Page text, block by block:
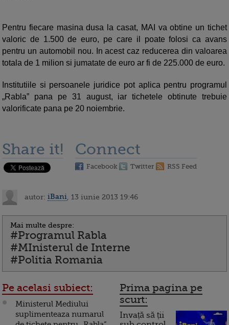
Pentru fiecare masina dusa la casat, MAI va obtine un tichet
valoric de 1.500 de euro, pe care il poate folosi ca avans
pentru un automobil nou. In acest caz reducerea din valoarea
totala de 1 milion si jumatate de euro ar fi de 225.000 de euro.
Institutiile si persoanele juridice pot aplica pentru programul
Rabla” pana pe 31 august, iar tichetele obtinute trebuie
valorificate pana pe 20 noiembrie.
Share it! Connect
Facebook Twitter RSS Feed
autor: iBani , 13 iunie 2013 19:46
Mai multe despre:
#Programul Rabla
#MInisterul de Interne
#Politia Romania
Pe acelasi subiect:
Ministerul Mediului
suplimenteaza numarul
Prima pagina pe
scurt:
Invață să ții